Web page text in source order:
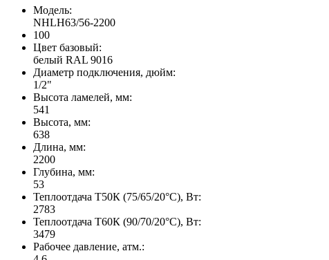
Модель:
NHLH63/56-2200
100
Цвет базовый:
белый RAL 9016
Диаметр подключения, дюйм:
1/2"
Высота ламелей, мм:
541
Высота, мм:
638
Длина, мм:
2200
Глубина, мм:
53
Теплоотдача Т50К (75/65/20°C), Вт:
2783
Теплоотдача Т60К (90/70/20°C), Вт:
3479
Рабочее давление, атм.: